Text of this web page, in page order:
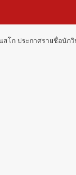
สโก ประกาศรายชื่อนัก